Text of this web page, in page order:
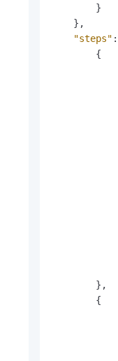
}
} ,
"steps" :
{
} ,
{